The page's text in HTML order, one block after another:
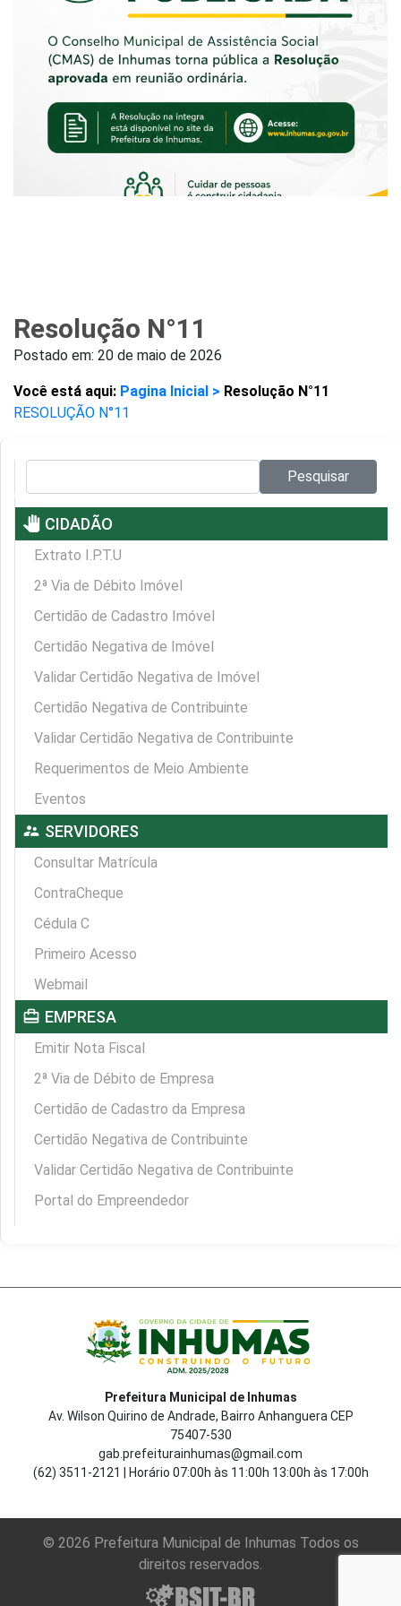
Resolução N°11
Postado em: 20 de maio de 2026
Você está aqui: Pagina Inicial > Resolução N°11
RESOLUÇÃO N°11
Pesquisar
pan_tool CIDADÃO
Extrato I.P.T.U
2ª Via de Débito Imóvel
Certidão de Cadastro Imóvel
Certidão Negativa de Imóvel
Validar Certidão Negativa de Imóvel
Certidão Negativa de Contribuinte
Validar Certidão Negativa de Contribuinte
Requerimentos de Meio Ambiente
Eventos
supervisor_account SERVIDORES
Consultar Matrícula
ContraCheque
Cédula C
Primeiro Acesso
Webmail
card_travel EMPRESA
Emitir Nota Fiscal
2ª Via de Débito de Empresa
Certidão de Cadastro da Empresa
Certidão Negativa de Contribuinte
Validar Certidão Negativa de Contribuinte
Portal do Empreendedor
Prefeitura Municipal de Inhumas
Av. Wilson Quirino de Andrade, Bairro Anhanguera CEP
75407-530
gab.prefeiturainhumas@gmail.com
(62) 3511-2121 | Horário 07:00h às 11:00h 13:00h às 17:00h
© 2026 Prefeitura Municipal de Inhumas Todos os
direitos reservados.